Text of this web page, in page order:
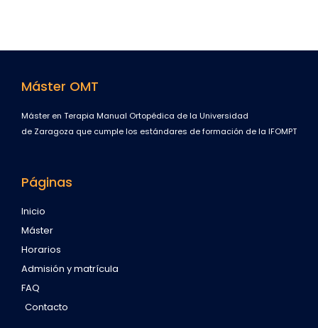
Máster OMT
Máster en Terapia Manual Ortopédica de la Universidad
de Zaragoza que cumple los estándares de formación de la IFOMPT
Páginas
Inicio
Máster
Horarios
Admisión y matrícula
FAQ
Contacto